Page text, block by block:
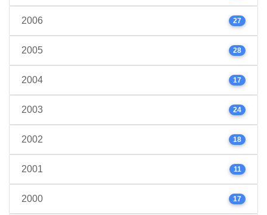
2006 27
2005 28
2004 17
2003 24
2002 18
2001 11
2000 17